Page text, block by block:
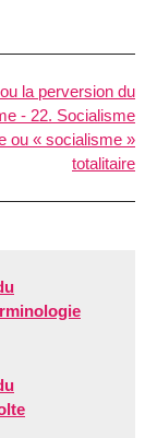
la perversion du
- 22. Socialisme
ou « socialisme »
totalitaire